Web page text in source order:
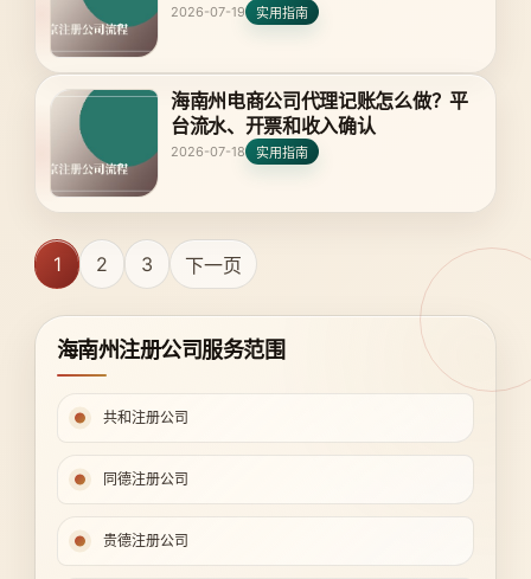
2026-07-19 实用指南
海南州电商公司代理记账怎么做？平
台流水、开票和收入确认
2026-07-18 实用指南
1 2 3 下一页
海南州注册公司服务范围
共和注册公司
同德注册公司
贵德注册公司